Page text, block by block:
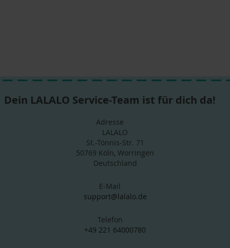
Dein LALALO Service-Team ist für dich da!
Adresse
LALALO
St.-Tönnis-Str. 71
50769 Köln, Worringen
Deutschland
E-Mail
support@lalalo.de
Telefon
+49 221 64000780